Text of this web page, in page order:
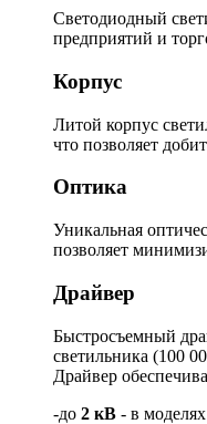
Светодиодный
предприятий и
Корпус
Литой корпус
что позволяет
Оптика
Уникальная
позволяет
Драйвер
Быстросъемный
светильника (100
Драйвер
-до 2 кВ - в